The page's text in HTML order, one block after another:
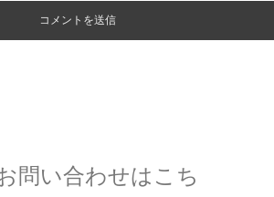
問い合わせはこち